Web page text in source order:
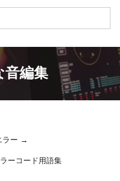
編集
ラー
ーコード用語集